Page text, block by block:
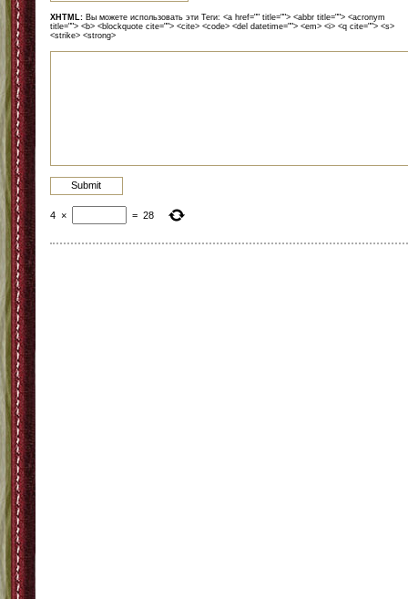
XHTML: Вы можете использовать эти Теги: <a href="" title=""> <abbr title=""> <acronym
title=""> <b> <blockquote cite=""> <cite> <code> <del datetime=""> <em> <i> <q cite=""> <s>
<strike> <strong>
4 × = 28